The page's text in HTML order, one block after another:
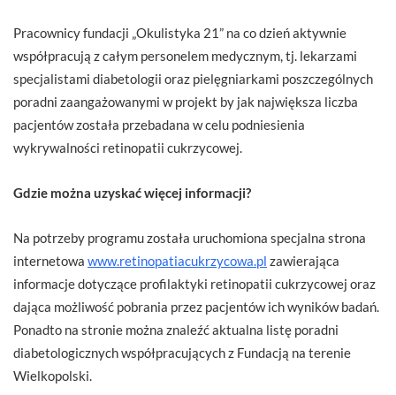
Pracownicy fundacji „Okulistyka 21” na co dzień aktywnie
współpracują z całym personelem medycznym, tj. lekarzami
specjalistami diabetologii oraz pielęgniarkami poszczególnych
poradni zaangażowanymi w projekt by jak największa liczba
pacjentów została przebadana w celu podniesienia
wykrywalności retinopatii cukrzycowej.
Gdzie można uzyskać więcej informacji?
Na potrzeby programu została uruchomiona specjalna strona
internetowa www.retinopatiacukrzycowa.pl zawierająca
informacje dotyczące profilaktyki retinopatii cukrzycowej oraz
dająca możliwość pobrania przez pacjentów ich wyników badań.
Ponadto na stronie można znaleźć aktualna listę poradni
diabetologicznych współpracujących z Fundacją na terenie
Wielkopolski.